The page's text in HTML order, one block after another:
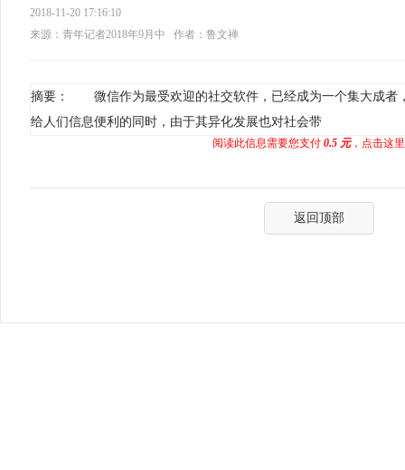
2018-11-20 17:16:10
来源：青年记者2018年9月中
作者：鲁文禅
摘要： 微信作为最受欢迎的社交软件，已经成为一个集大成者
给人们信息便利的同时，由于其异化发展也对社会带
阅读此信息需要您支付 0.5 元，点击这
返回顶部